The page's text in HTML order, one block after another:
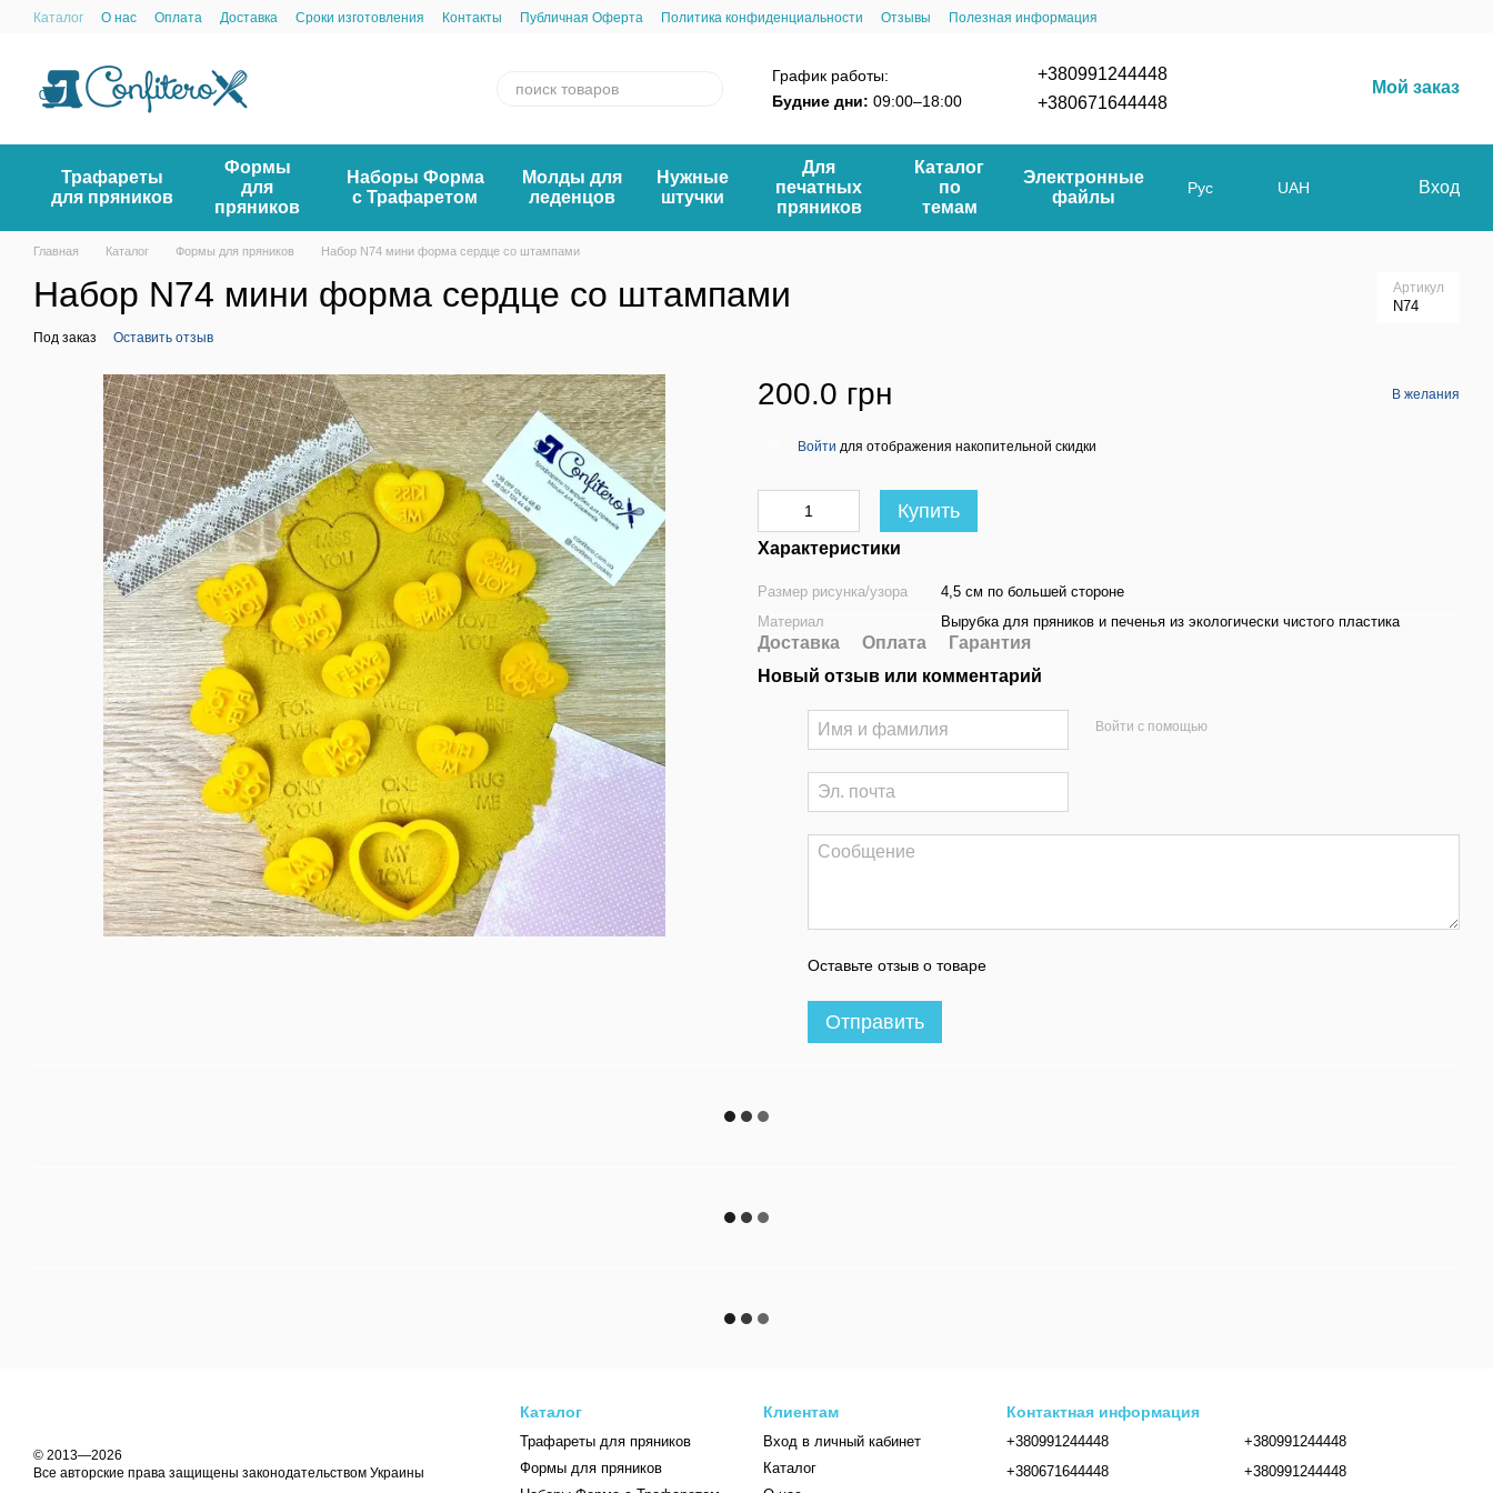
Перейти к основному контенту
Каталог О нас Оплата Доставка Сроки изготовления Контакты Публичная Оферта Политика конфиденциальности Отзывы Полезная информация
График работы:
Будние дни: 09:00–18:00
+380991244448
+380671644448
Мой заказ
Трафареты
для пряников
Формы
для
пряников
Наборы Форма
с Трафаретом
Молды для
леденцов
Нужные
штучки
Для
печатных
пряников
Каталог
по
темам
Электронные
файлы
Рус UAH Вход
Главная Каталог Формы для пряников Набор N74 мини форма сердце со штампами
Набор N74 мини форма сердце со штампами Артикул
N74
Под заказ Оставить отзыв
200.0 грн В желания
Войти для отображения накопительной скидки
Купить
Характеристики
Размер рисунка/узора
4,5 см по большей стороне
Материал
Вырубка для пряников и печенья из экологически чистого пластика
Доставка Оплата
Гарантия
Новый отзыв или комментарий
Войти с помощью
Оставьте отзыв о товаре
Отправить
© 2013—2026
Все авторские права защищены законодательством Украины
Каталог
Трафареты для пряников
Формы для пряников
Клиентам
Вход в личный кабинет
Каталог
Контактная информация
+380991244448
+380671644448
+380991244448
+380991244448